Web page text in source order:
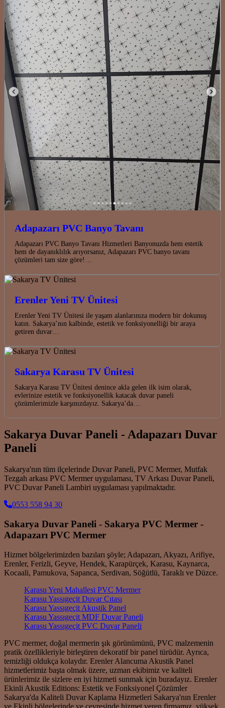
Adapazarı PVC Banyo Tavanı
Adapazarı PVC Banyo Tavanı Hizmetleri Banyonuzda hem estetik
hem de dayanıklılık arıyorsanız, Adapazarı PVC banyo tavanı
çözümleri tam size göre!…
Erenler Yeni TV Ünitesi
Erenler Yeni TV Ünitesi ile yaşam alanlarınıza modern bir dokunuş
katın. Sakarya’nın kalbinde, estetik ve fonksiyonelliği bir araya
getiren duvar…
Sakarya Karasu TV Ünitesi
Sakarya Karasu TV Ünitesi denince akla gelen ilk isim olarak,
evlerinize estetik ve fonksiyonellik katacak duvar paneli
çözümlerimizle karşınızdayız. Sakarya’da…
Sakarya Duvar Paneli - Adapazarı Duvar
Paneli
Sakarya'nın tüm ilçelerinde Duvar Paneli, PVC Mermer, Mutfak
Tezgah arkası PVC Mermer uygulaması, TV Arkası Duvar Paneli,
PVC Duvar Paneli Lambiri uygulaması yapılmaktadır.
0553 558 94 30
Sakarya Duvar Paneli - Sakarya PVC Mermer -
Adapazarı PVC Mermer
Hizmet bölgelerimizden bazıları şöyle; Adapazarı, Akyazı, Arifiye,
Erenler, Ferizli, Geyve, Hendek, Karapürçek, Karasu, Kaynarca,
Kocaali, Pamukova, Sapanca, Serdivan, Söğütlü, Taraklı ve Düzce.
Karasu Yeni Mahallesi PVC Mermer
Karasu Yassıgeçit Duvar Çıtası
Karasu Yassıgeçit Akustik Panel
Karasu Yassıgeçit MDF Duvar Paneli
Karasu Yassıgeçit PVC Duvar Paneli
PVC mermer, doğal mermerin şık görünümünü, PVC malzemenin
pratik özellikleriyle birleştiren dekoratif bir panel türüdür. Ayrıca,
temizliği oldukça kolaydır. Erenler Alancuma Akustik Panel
hizmetlerimiz başta olmak üzere, uzman ekibimiz ve kaliteli
ürünlerimiz ile sizlere en iyi hizmeti sunmak için buradayız. Erenler
Ekinli Akustik Editions: Estetik ve Fonksiyonel Çözümler
Sakarya'da Kaliteli Duvar Kaplama Hizmetleri Sakarya'nın Erenler
ve Ekinli bölgelerinde ve çevresinde hizmet veren firmamız, yüksek